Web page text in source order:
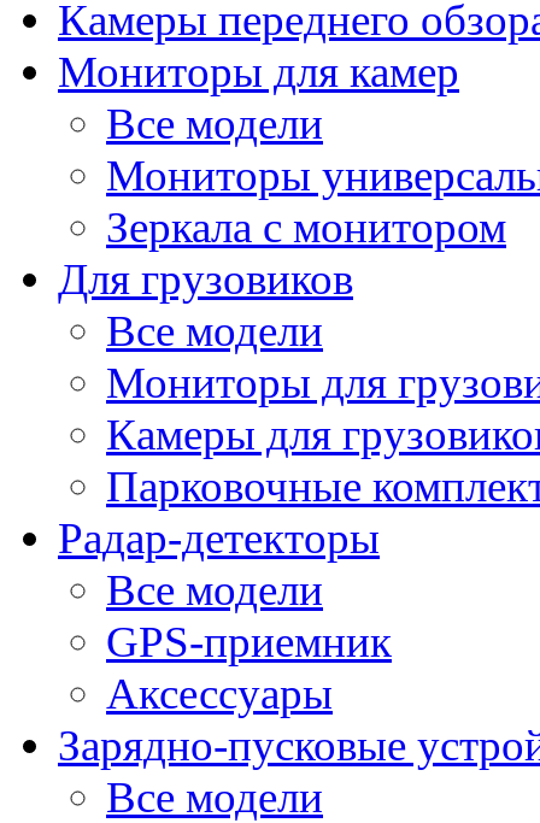
Камеры переднего
Мониторы для камер
Все модели
Мониторы
Зеркала с монитором
Для грузовиков
Все модели
Мониторы для
Камеры для
Парковочные
Радар-детекторы
Все модели
GPS-приемник
Аксессуары
Зарядно-пусковые
Все модели